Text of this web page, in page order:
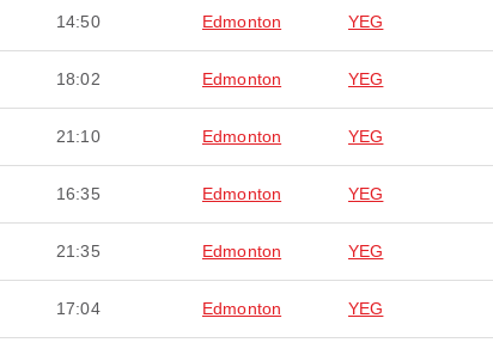
14:50 Edmonton YEG
18:02 Edmonton YEG
21:10 Edmonton YEG
16:35 Edmonton YEG
21:35 Edmonton YEG
17:04 Edmonton YEG